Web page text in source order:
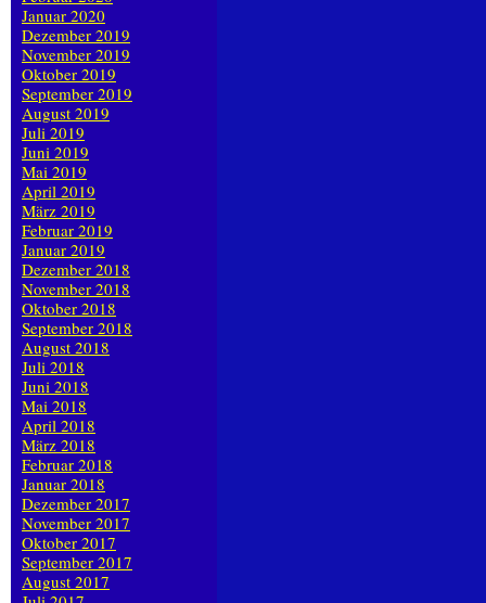
Januar 2020
Dezember 2019
November 2019
Oktober 2019
September 2019
August 2019
Juli 2019
Juni 2019
Mai 2019
April 2019
März 2019
Februar 2019
Januar 2019
Dezember 2018
November 2018
Oktober 2018
September 2018
August 2018
Juli 2018
Juni 2018
Mai 2018
April 2018
März 2018
Februar 2018
Januar 2018
Dezember 2017
November 2017
Oktober 2017
September 2017
August 2017